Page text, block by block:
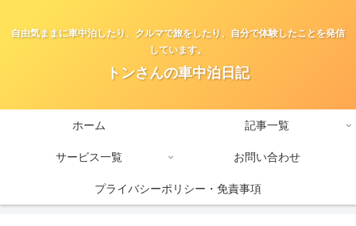
自由気ままに車中泊したり、クルマで旅をしたり、自分で体験したことを発信
しています。
トンさんの車中泊日記
ホーム 記事一覧
サービス一覧 お問い合わせ
プライバシーポリシー・免責事項